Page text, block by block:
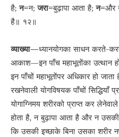
है;न=न;जरा=बुढ़ापा आता है;न=और
है॥ १२॥
व्याख्या—ध्यानयोगका साधन करते-
आकाश—इन पाँच महाभूतोंका उत्थान
इन पाँचों महाभूतोंपर अधिकार हो
रखनेवाली योगविषयक पाँचों
योगाग्निमय शरीरको प्राप्त कर
होता है, न बुढ़ापा आता है और न
कि उसकी इच्छाके बिना उसका शरीर